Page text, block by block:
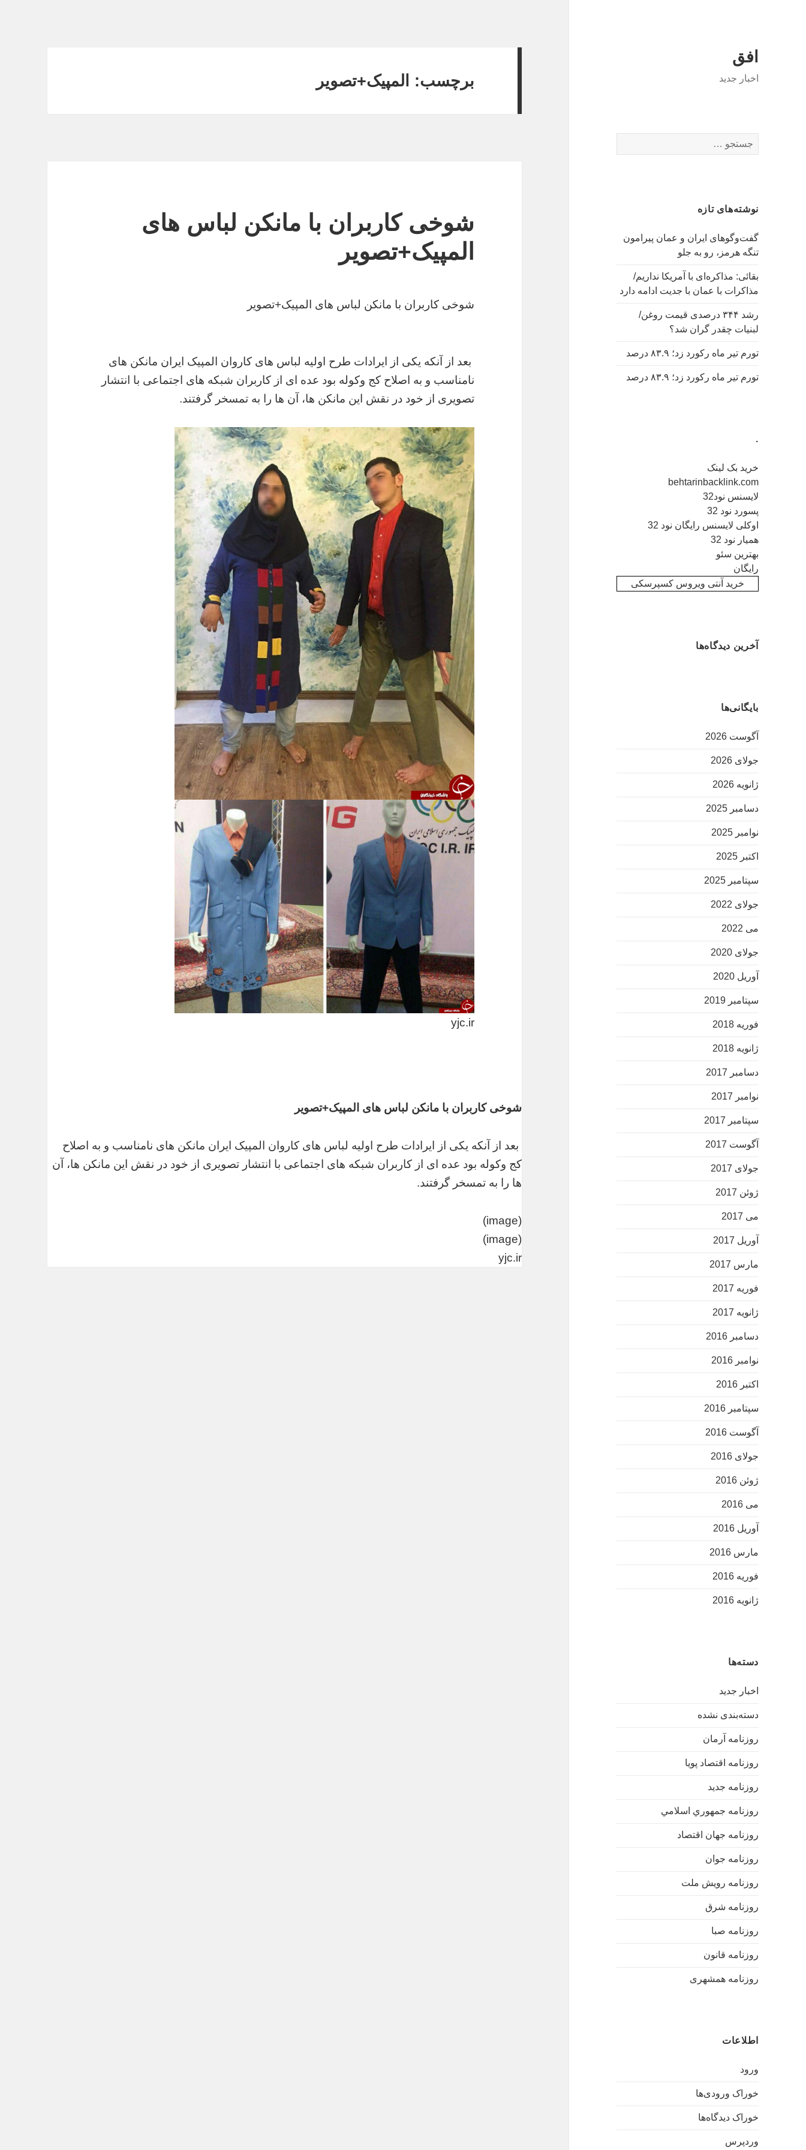
افق
اخبار جدید
برای:
نوشته‌های تازه
گفت‌وگوهای ایران و عمان پیرامون
تنگه هرمز، رو به جلو
بقائی: مذاکره‌ای با آمریکا نداریم/
مذاکرات با عمان با جدیت ادامه دارد
رشد ۳۴۴ درصدی قیمت روغن/
لبنیات چقدر گران شد؟
تورم تیر ماه رکورد زد؛ ۸۳.۹ درصد
تورم تیر ماه رکورد زد؛ ۸۳.۹ درصد
.
خرید بک لینک
behtarinbacklink.com
لایسنس نود32
پسورد نود 32
اوکلی لایسنس رایگان نود 32
همیار نود 32
بهترین سئو
رایگان
خرید آنتی ویروس کسپرسکی
آخرین دیدگاه‌ها
بایگانی‌ها
آگوست 2026
جولای 2026
ژانویه 2026
دسامبر 2025
نوامبر 2025
اکتبر 2025
سپتامبر 2025
جولای 2022
می 2022
جولای 2020
آوریل 2020
سپتامبر 2019
فوریه 2018
ژانویه 2018
دسامبر 2017
نوامبر 2017
سپتامبر 2017
آگوست 2017
جولای 2017
ژوئن 2017
می 2017
آوریل 2017
مارس 2017
فوریه 2017
ژانویه 2017
دسامبر 2016
نوامبر 2016
اکتبر 2016
سپتامبر 2016
آگوست 2016
جولای 2016
ژوئن 2016
می 2016
آوریل 2016
مارس 2016
فوریه 2016
ژانویه 2016
دسته‌ها
اخبار جدید
دسته‌بندی نشده
روزنامه آرمان
روزنامه اقتصاد پویا
روزنامه جدید
روزنامه جمهوري اسلامي
روزنامه جهان اقتصاد
روزنامه جوان
روزنامه رویش ملت
روزنامه شرق
روزنامه صبا
روزنامه قانون
روزنامه همشهری
اطلاعات
ورود
خوراک ورودی‌ها
خوراک دیدگاه‌ها
وردپرس
برچسب: المپیک+تصویر
شوخی کاربران با مانکن لباس های
المپیک+تصویر
شوخی کاربران با مانکن لباس های المپیک+تصویر
بعد از آنکه یکی از ایرادات طرح اولیه لباس های کاروان المپیک ایران مانکن های
نامناسب و به اصلاح کج وکوله بود عده ای از کاربران شبکه های اجتماعی با انتشار
تصویری از خود در نقش این مانکن ها، آن ها را به تمسخر گرفتند.
yjc.ir
شوخی کاربران با مانکن لباس های المپیک+تصویر
بعد از آنکه یکی از ایرادات طرح اولیه لباس های کاروان المپیک ایران مانکن های نامناسب و به اصلاح
کج وکوله بود عده ای از کاربران شبکه های اجتماعی با انتشار تصویری از خود در نقش این مانکن ها، آن
ها را به تمسخر گرفتند.
(image)
(image)
yjc.ir
سیستم اطلاع رسانی